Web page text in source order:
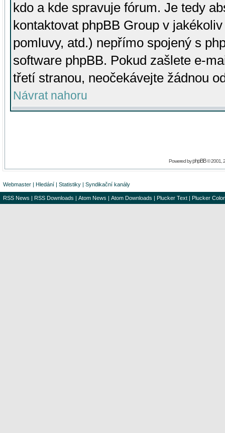
kdo a kde spravuje fórum. Je tedy
kontaktovat phpBB Group v
pomluvy, atd.) nepřímo spojený s
software phpBB. Pokud zašlete e-
třetí stranou, neočekávejte žádnou
Návrat nahoru
Powered byphpBB© 2001,
Webmaster | Hledání | Statistiky | Syndikační kanály
RSS News | RSS Downloads | Atom News | Atom Downloads | Plucker Text | Plucker Color